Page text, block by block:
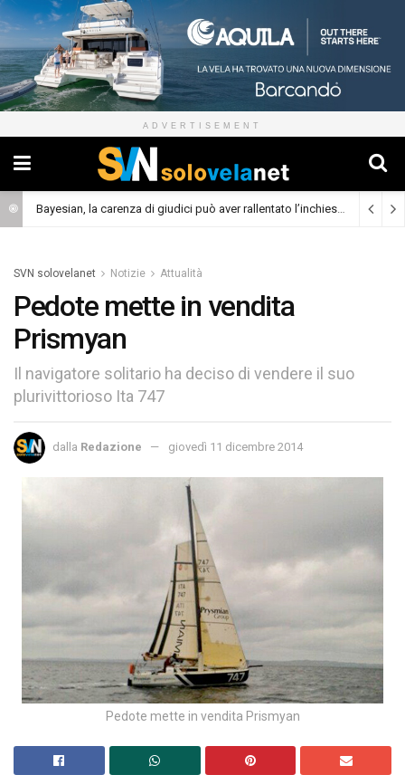
ADVERTISEMENT
Bayesian, la carenza di giudici può aver rallentato l’inchiesta (Cronaca)
SVN solovelanet Notizie Attualità
Pedote mette in vendita
Prismyan
Il navigatore solitario ha deciso di vendere il suo
plurivittorioso Ita 747
dalla Redazione giovedì 11 dicembre 2014
Pedote mette in vendita Prismyan